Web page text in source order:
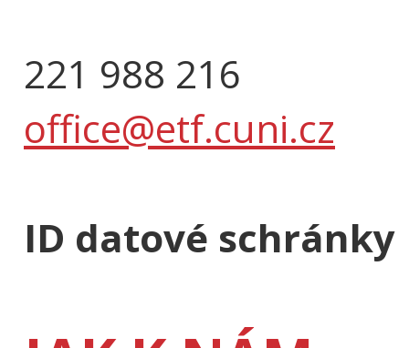
221 988 216
office@etf.cuni.cz
ID datové schránky